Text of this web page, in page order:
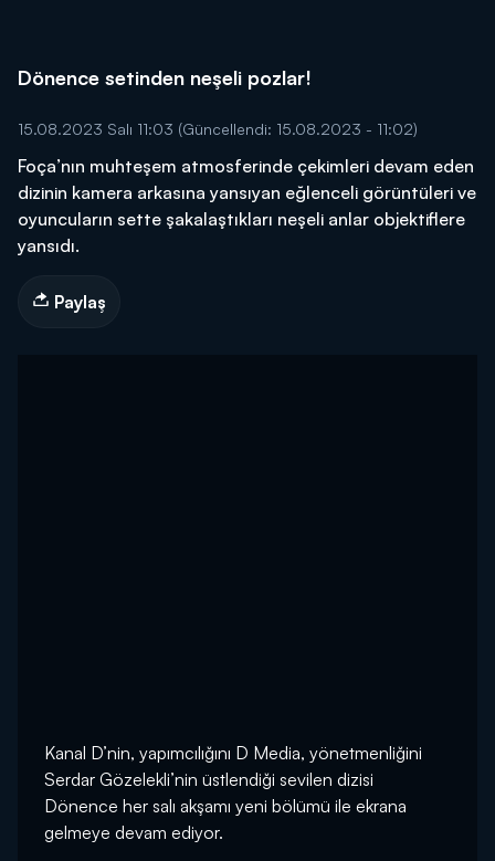
Dönence setinden neşeli pozlar!
15.08.2023 Salı 11:03 (Güncellendi: 15.08.2023 - 11:02)
Foça’nın muhteşem atmosferinde çekimleri devam eden
dizinin kamera arkasına yansıyan eğlenceli görüntüleri ve
oyuncuların sette şakalaştıkları neşeli anlar objektiflere
yansıdı.
Paylaş
Kanal D’nin, yapımcılığını D Media, yönetmenliğini
Serdar Gözelekli’nin üstlendiği sevilen dizisi
Dönence her salı akşamı yeni bölümü ile ekrana
gelmeye devam ediyor.